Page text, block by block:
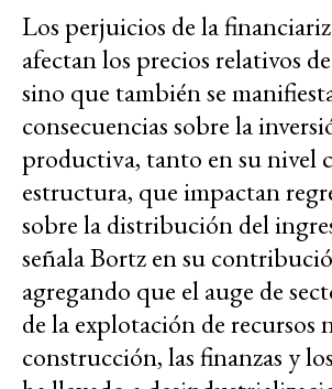
Los perjuicios de la
afectan los precios relativos
sino que también se
consecuencias sobre la
productiva, tanto en su nivel
estructura, que impactan
sobre la distribución del
señala Bortz en su
agregando que el auge de
de la explotación de recursos
construcción, las finanzas y